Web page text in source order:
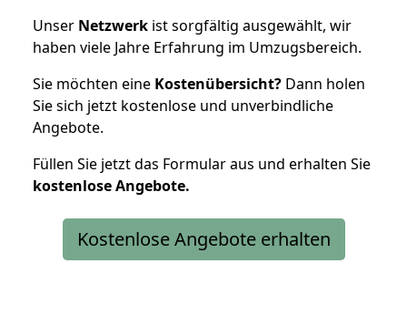
Unser Netzwerk ist sorgfältig ausgewählt, wir
haben viele Jahre Erfahrung im Umzugsbereich.
Sie möchten eine Kostenübersicht? Dann holen
Sie sich jetzt kostenlose und unverbindliche
Angebote.
Füllen Sie jetzt das Formular aus und erhalten Sie
kostenloseAngebote.
Kostenlose Angebote erhalten